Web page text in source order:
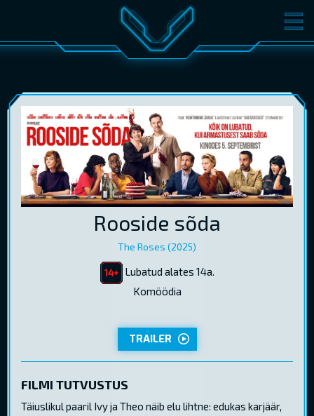
FILMID PILETID
KONVERENTS V-KLUBI
KINKEKAARDID
Rooside sõda
The Roses (2025)
Lubatud alates 14a.
Komöödia
TRAILER
FILMI TUTVUSTUS
Täiuslikul paaril Ivy ja Theo näib elu lihtne: edukas karjäär,